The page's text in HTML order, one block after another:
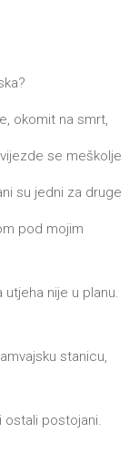
okomit na smrt,
se meškolje
su jedni za druge
pod mojim
utjeha nije u planu.
stanicu,
ostali postojani.